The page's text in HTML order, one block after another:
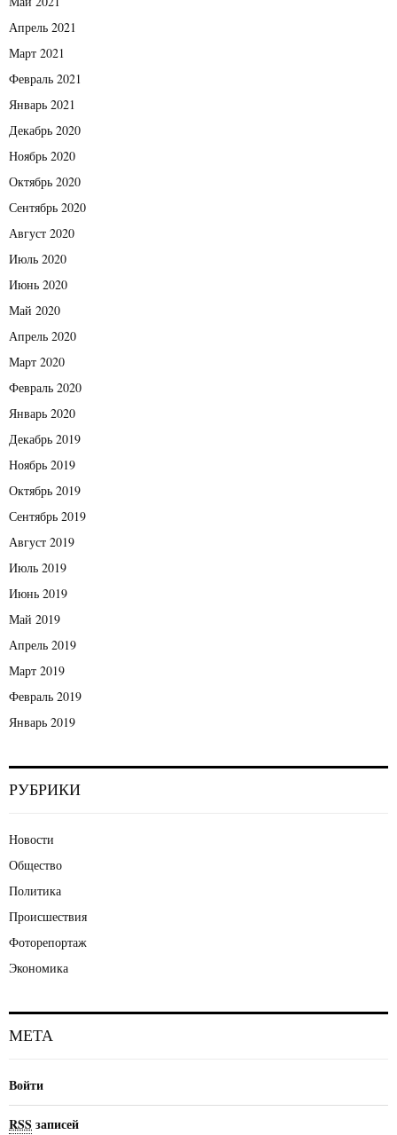
Апрель 2021
Март 2021
Февраль 2021
Январь 2021
Декабрь 2020
Ноябрь 2020
Октябрь 2020
Сентябрь 2020
Август 2020
Июль 2020
Июнь 2020
Май 2020
Апрель 2020
Март 2020
Февраль 2020
Январь 2020
Декабрь 2019
Ноябрь 2019
Октябрь 2019
Сентябрь 2019
Август 2019
Июль 2019
Июнь 2019
Май 2019
Апрель 2019
Март 2019
Февраль 2019
Январь 2019
РУБРИКИ
Новости
Общество
Политика
Происшествия
Фоторепортаж
Экономика
МЕТА
Войти
RSS записей